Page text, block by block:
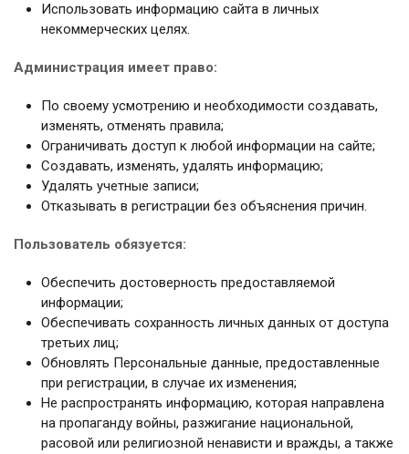
Использовать информацию сайта в личных
некоммерческих целях.
Администрация имеет право:
По своему усмотрению и необходимости создавать,
изменять, отменять правила;
Ограничивать доступ к любой информации на сайте;
Создавать, изменять, удалять информацию;
Удалять учетные записи;
Отказывать в регистрации без объяснения причин.
Пользователь обязуется:
Обеспечить достоверность предоставляемой
информации;
Обеспечивать сохранность личных данных от доступа
третьих лиц;
Обновлять Персональные данные, предоставленные
при регистрации, в случае их изменения;
Не распространять информацию, которая направлена
на пропаганду войны, разжигание национальной,
расовой или религиозной ненависти и вражды, а также